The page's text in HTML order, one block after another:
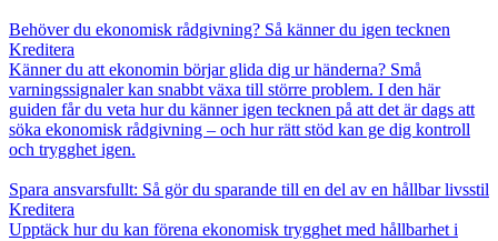
Behöver du ekonomisk rådgivning? Så känner du igen tecknen
Kreditera
Känner du att ekonomin börjar glida dig ur händerna? Små
varningssignaler kan snabbt växa till större problem. I den här
guiden får du veta hur du känner igen tecknen på att det är dags att
söka ekonomisk rådgivning – och hur rätt stöd kan ge dig kontroll
och trygghet igen.
Spara ansvarsfullt: Så gör du sparande till en del av en hållbar livsstil
Kreditera
Upptäck hur du kan förena ekonomisk trygghet med hållbarhet i